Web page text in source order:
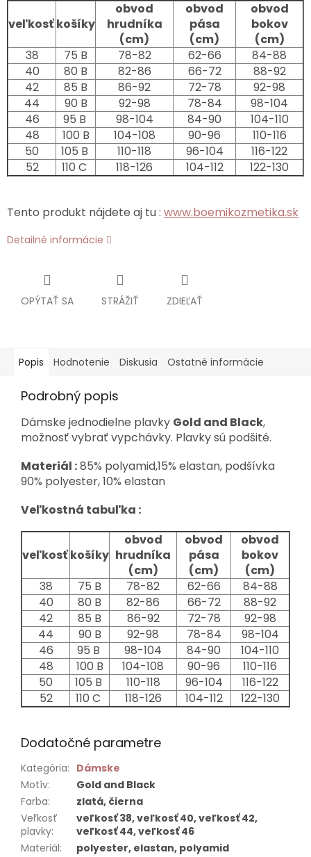
veľkosťkošíky
obvod
hrudníka
(cm)
obvod
pása
(cm)
obvod
bokov
(cm)
38
75 B 78-82 62-66
84-88
40
80 B 82-86 66-72
88-92
42
85 B 86-92 72-78
92-98
44
90 B 92-98 78-84
98-104
46
95 B 98-104 84-90
104-110
48
100 B 104-108 90-96
110-116
50
105 B 110-118 96-104
116-122
52
110 C 118-126 104-112 122-130
Tento produkt nájdete aj tu : www.boemikozmetika.sk
Detailné informácie
OPÝTAŤ SA STRÁŽIŤ ZDIEĽAŤ
Popis Hodnotenie Diskusia Ostatné informácie
Podrobný popis
Dámske jednodielne plavky Gold and Black,
možnosť vybrať vypchávky. Plavky sú podšité.
Materiál :85% polyamid,15% elastan, podšívka
90% polyester, 10% elastan
Veľkostná tabuľka :
veľkosťkošíky
obvod
hrudníka
(cm)
obvod
pása
(cm)
obvod
bokov
(cm)
38
75 B 78-82 62-66
84-88
40
80 B 82-86 66-72
88-92
42
85 B 86-92 72-78
92-98
44
90 B 92-98 78-84
98-104
46
95 B 98-104 84-90
104-110
48
100 B 104-108 90-96
110-116
50
105 B 110-118 96-104
116-122
52
110 C 118-126 104-112 122-130
Dodatočné parametre
Kategória: Dámske
Motív:
Gold and Black
Farba:
zlatá, čierna
Veľkosť
plavky:
veľkosť 38, veľkosť 40, veľkosť 42,
veľkosť 44, veľkosť 46
Materiál: polyester, elastan, polyamid